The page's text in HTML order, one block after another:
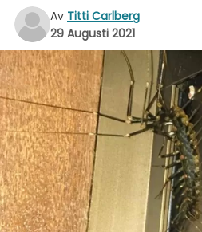
Av Titti Carlberg
29 Augusti 2021